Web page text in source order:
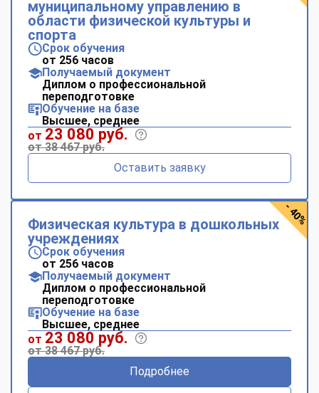
муниципальному управлению в
области физической культуры и
спорта
Срок обучения
от 256 часов
Получаемый документ
Диплом о профессиональной
переподготовке
Обучение на базе
Высшее, среднее
от 23 080 руб.
от 38 467 руб.
Оставить заявку
Физическая культура в дошкольных
учреждениях
Срок обучения
от 256 часов
Получаемый документ
Диплом о профессиональной
переподготовке
Обучение на базе
Высшее, среднее
от 23 080 руб.
от 38 467 руб.
Подробнее
- 40%